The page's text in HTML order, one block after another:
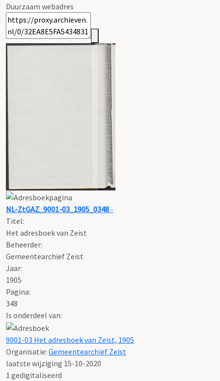
Duurzaam webadres
NL-ZtGAZ_9001-03_1905_0348 -
Titel:
Het adresboek van Zeist
Beheerder:
Gemeentearchief Zeist
Jaar:
1905
Pagina:
348
Is onderdeel van:
9001-03 Het adresboek van Zeist, 1905
Organisatie: Gemeentearchief Zeist
laatste wijziging 15-10-2020
1 gedigitaliseerd